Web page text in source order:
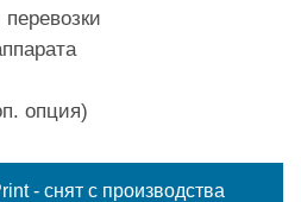
опция)
- снят с производства